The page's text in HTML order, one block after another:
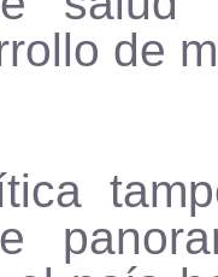
de